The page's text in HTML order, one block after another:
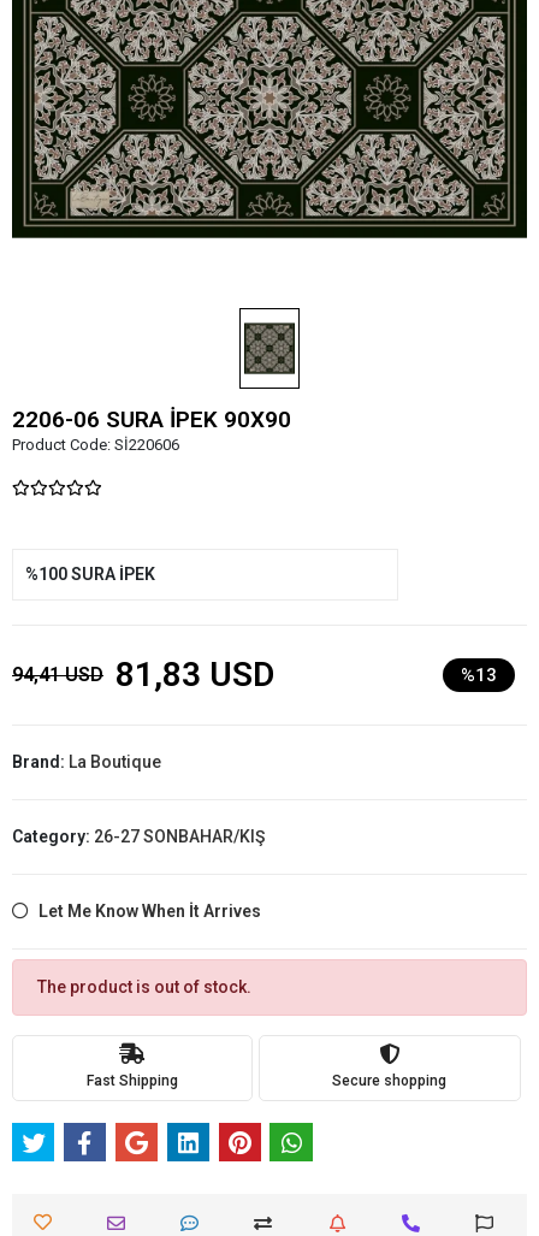
2206-06 SURA İPEK 90X90
Product Code: Sİ220606
%100 SURA İPEK
94,41 USD 81,83 USD %13
Brand: La Boutique
Category: 26-27 SONBAHAR/KIŞ
Let Me Know When İt Arrives
The product is out of stock.
Fast Shipping Secure shopping